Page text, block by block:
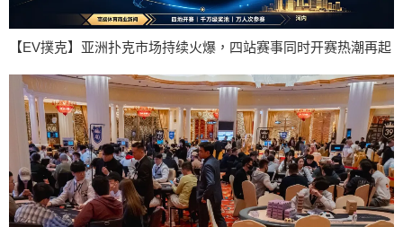
【EV撲克】亚洲扑克市场持续火爆，四站赛事同时开赛热潮再起